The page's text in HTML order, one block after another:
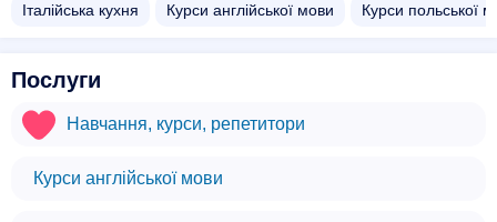
Італійська кухня Курси англійської мови Курси польської
Послуги
Навчання, курси, репетитори
Курси англійської мови